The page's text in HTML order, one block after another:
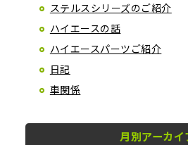
ステルスシリーズのご紹介
ハイエースの話
ハイエースパーツご紹介
日記
車関係
月別アーカイ